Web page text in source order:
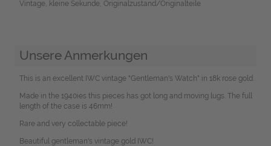
Vintage, kleine Sekunde, Originalzustand/Originalteile
Unsere Anmerkungen
This is an excellent IWC vintage "Gentleman's Watch" in 18k rose gold.
Made in the 1940ies this pieces has got long and moving lugs. The full
length of the case is 46mm!
Rare and very collectable piece!
Beautiful gentleman's vintage gold IWC!